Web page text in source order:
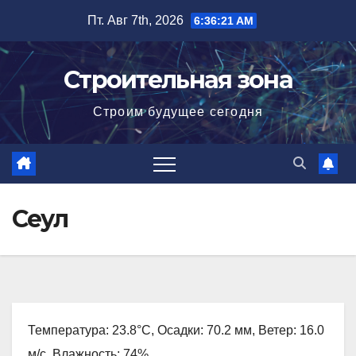
содержимому
Пт. Авг 7th, 2026 6:36:22 AM
Строительная зона
Строим будущее сегодня
Сеул
Температура: 23.8°C, Осадки: 70.2 мм, Ветер: 16.0